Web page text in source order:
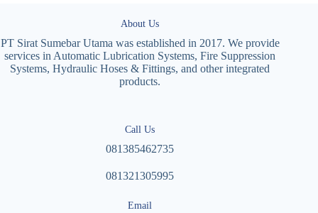
About Us
PT Sirat Sumebar Utama was established in 2017. We provide
services in Automatic Lubrication Systems, Fire Suppression
Systems, Hydraulic Hoses & Fittings, and other integrated
products.
Call Us
081385462735
081321305995
Email